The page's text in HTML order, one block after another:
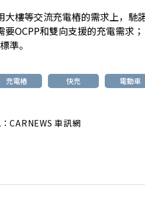
大樓等交流充電樁的需求上，馳
要OCPP和雙向支援的充電需求
準。
充電樁 快充 電動車
CARNEWS 車訊網